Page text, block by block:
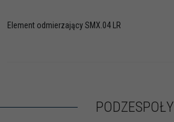
Element odmierzający SMX.04 LR
PODZESPOŁY